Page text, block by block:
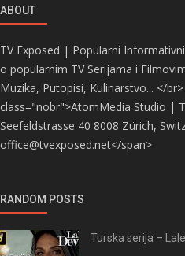
ABOUT
TV Exposed | Popularni
o popularnim TV Serijama i
Muzika, Putopisi, Kulinarstvo... </
class="nobr">AtomMedia Studio |
Seefeldstrasse 40 8008 Zürich,
office@tvexposed.net</span>
RANDOM POSTS
Turska serija –